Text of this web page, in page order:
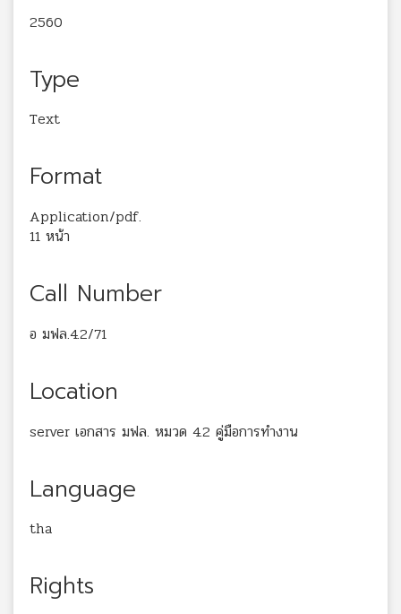
2560
Type
Text
Format
Application/pdf.
11 หน้า
Call Number
อ มฟล.4.2/71
Location
server เอกสาร มฟล. หมวด 4.2 คู่มือการทำงาน
Language
tha
Rights